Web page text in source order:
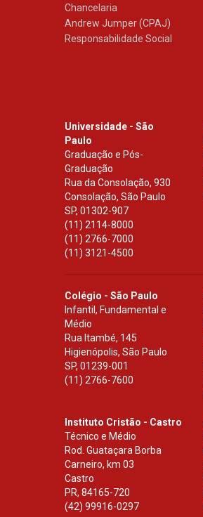
Chancelaria
Andrew Jumper (CPAJ)
Responsabilidade Social
Universidade - São
Paulo
Graduação e Pós-
Graduação
Rua da Consolação, 930
Consolação, São Paulo
SP, 01302-907
(11) 2114-8000
(11) 2766-7000
(11) 3121-4500
Colégio - São Paulo
Infantil, Fundamental e
Médio
Rua Itambé, 145
Higienópolis, São Paulo
SP, 01239-001
(11) 2766-7600
Instituto Cristão - Castro
Técnico e Médio
Rod. Guataçara Borba
Carneiro, km 03
Castro
PR, 84165-720
(42) 99916-0297